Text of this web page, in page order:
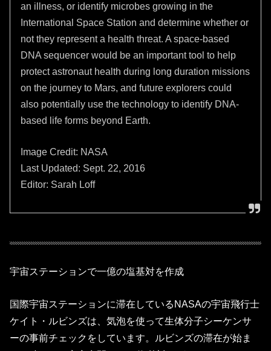
an illness, or identify microbes growing in the
International Space Station and determine whether or
not they represent a health threat. A space-based
DNA sequencer would be an important tool to help
protect astronaut health during long duration missions
on the journey to Mars, and future explorers could
also potentially use the technology to identify DNA-
based life forms beyond Earth.
Image Credit: NASA
Last Updated: Sept. 22, 2016
Editor: Sarah Loff
宇宙ステーションで一億の塩基対を作成
国際宇宙ステーションに滞在しているNASAの宇宙飛行士
ケイト・ルビンズは、気泡を使って生体分子シーケンサ
ーの事前チェックをしています。ルビンズの滞在が始ま